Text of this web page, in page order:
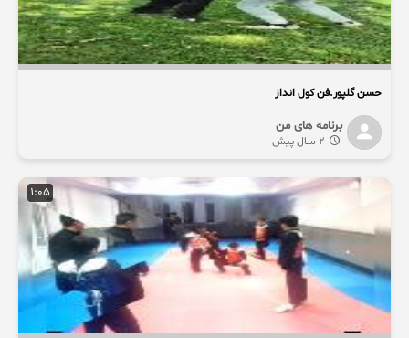
حسن گلپور.فن کول انداز
برنامه های من
1:05